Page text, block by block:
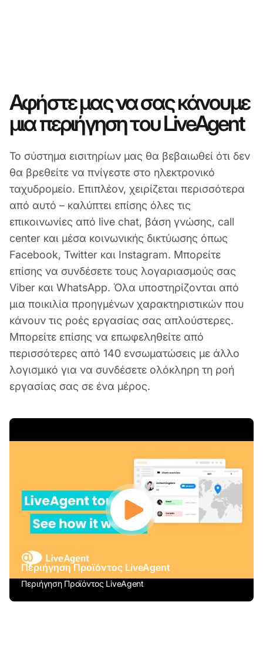
Περιήγηση Προϊόντος LiveAgent
Περιήγηση Προϊόντος LiveAgent
Αφήστε μας να σας κάνουμε
μια περιήγηση του LiveAgent
Το σύστημα εισιτηρίων μας θα βεβαιωθεί ότι δεν
θα βρεθείτε να πνίγεστε στο ηλεκτρονικό
ταχυδρομείο. Επιπλέον, χειρίζεται περισσότερα
από αυτό – καλύπτει επίσης όλες τις
επικοινωνίες από live chat, βάση γνώσης, call
center και μέσα κοινωνικής δικτύωσης όπως
Facebook, Twitter και Instagram. Μπορείτε
επίσης να συνδέσετε τους λογαριασμούς σας
Viber και WhatsApp. Όλα υποστηρίζονται από
μια ποικιλία προηγμένων χαρακτηριστικών που
κάνουν τις ροές εργασίας σας απλούστερες.
Μπορείτε επίσης να επωφεληθείτε από
περισσότερες από 140 ενσωματώσεις με άλλο
λογισμικό για να συνδέσετε ολόκληρη τη ροή
εργασίας σας σε ένα μέρος.